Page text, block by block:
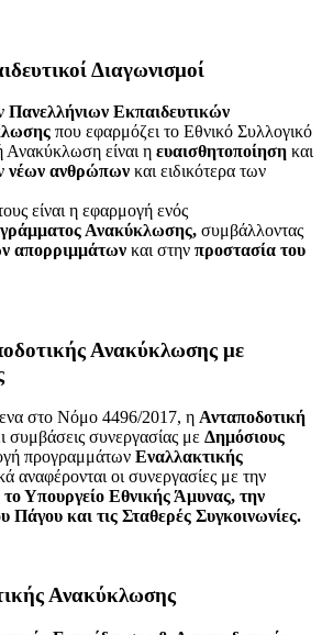
Διαγωνισμοί
Πανελλήνιων Εκπαιδευτικών
που εφαρμόζει το Εθνικό Συλλογικό
Ανακύκλωση είναι η ευαισθητοποίηση και
νέων ανθρώπων και ειδικότερα των
είναι η εφαρμογή ενός
Ανακύκλωσης, συμβάλλοντας
απορριμμάτων και στην προστασία του
Ανακύκλωσης με
στο Νόμο 4496/2017, η Ανταποδοτική
συμβάσεις συνεργασίας με Δημόσιους
προγραμμάτων Εναλλακτικής
αναφέρονται οι συνεργασίες με την
Υπουργείο Εθνικής Άμυνας, την
Πάγου και τις Σταθερές Συγκοινωνίες.
Ανακύκλωσης